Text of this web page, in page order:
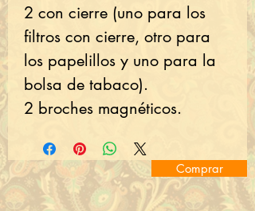
2 con cierre (uno para los
filtros con cierre, otro para
los papelillos y uno para la
bolsa de tabaco).
2 broches magnéticos.
Comprar